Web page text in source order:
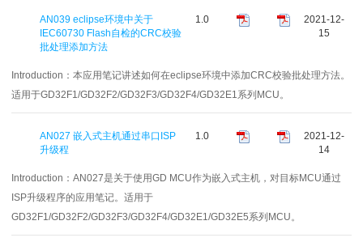
AN039 eclipse环境中关于
IEC60730 Flash自检的CRC校验
批处理添加方法
1.0
2021-12-
15
Introduction： 本应用笔记讲述如何在eclipse环境中添加CRC校验批处理方法。
适用于GD32F1/GD32F2/GD32F3/GD32F4/GD32E1系列MCU。
AN027 嵌入式主机通过串口ISP
升级程
1.0
2021-12-
14
Introduction： AN027是关于使用GD MCU作为嵌入式主机，对目标MCU通过
ISP升级程序的应用笔记。适用于
GD32F1/GD32F2/GD32F3/GD32F4/GD32E1/GD32E5系列MCU。